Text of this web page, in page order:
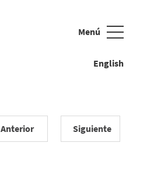
Menú
English
Cerrar
Anterior Siguiente